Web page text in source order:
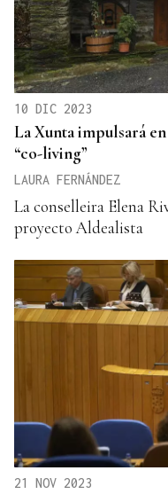
10 DIC 2023
La Xunta impulsará
“co-living”
LAURA FERNÁNDEZ
La conselleira Elena
proyecto Aldealista
21 NOV 2023